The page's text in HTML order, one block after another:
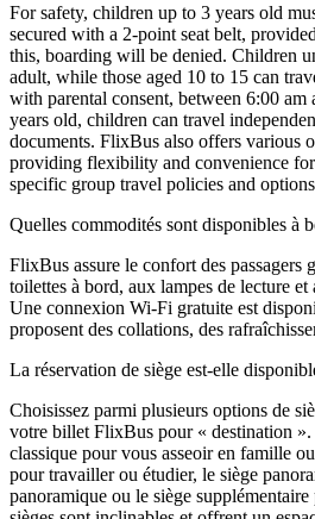
For safety, children up to 3 years old
secured with a 2-point seat belt,
this, boarding will be denied. Children
adult, while those aged 10 to 15 can
with parental consent, between 6:00
years old, children can travel
documents. FlixBus also offers various
providing flexibility and convenience
specific group travel policies and
Quelles commodités sont disponibles à
FlixBus assure le confort des passagers
toilettes à bord, aux lampes de lecture et
Une connexion Wi-Fi gratuite est
proposent des collations, des
La réservation de siège est-elle
Choisissez parmi plusieurs options de
votre billet FlixBus pour « destination ».
classique pour vous asseoir en famille
pour travailler ou étudier, le siège
panoramique ou le siège